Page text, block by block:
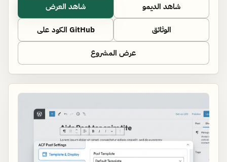
شاهد العرض شاهد الديمو
الكود على GitHub الوثائق
عرض المشروع